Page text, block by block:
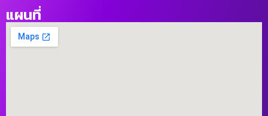
แผนที่